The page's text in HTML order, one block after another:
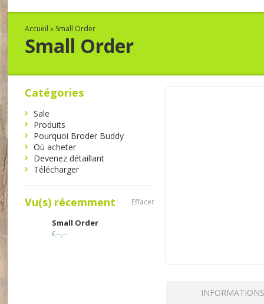
Accueil » Small Order
Small Order
INFORMATIONS
Catégories
Sale
Produits
Pourquoi Broder Buddy
Où acheter
Devenez détaillant
Télécharger
Vu(s) récemment Effacer
Small Order
€--,--